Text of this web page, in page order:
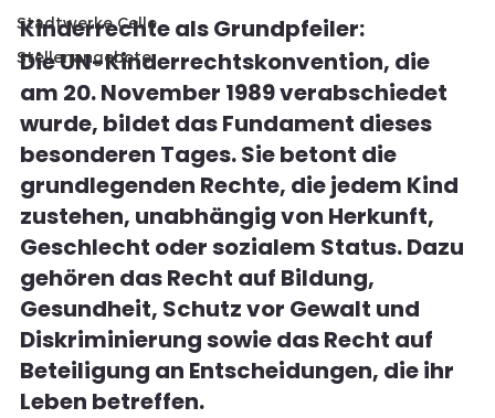
Stadtwerke Celle
Stellenangebote
Kinderrechte als Grundpfeiler:
Die UN-Kinderrechtskonvention, die
am 20. November 1989 verabschiedet
wurde, bildet das Fundament dieses
besonderen Tages. Sie betont die
grundlegenden Rechte, die jedem Kind
zustehen, unabhängig von Herkunft,
Geschlecht oder sozialem Status. Dazu
gehören das Recht auf Bildung,
Gesundheit, Schutz vor Gewalt und
Diskriminierung sowie das Recht auf
Beteiligung an Entscheidungen, die ihr
Leben betreffen.